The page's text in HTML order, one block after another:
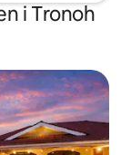
i Tronoh